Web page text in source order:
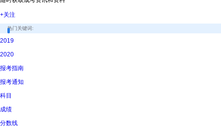
+关注
热门关键词:
2019
2020
报考指南
报考通知
科目
成绩
分数线